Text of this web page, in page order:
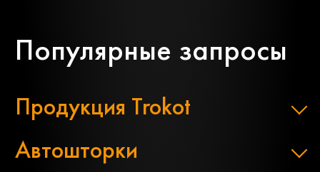
Популярные запросы
Продукция Trokot
Автошторки